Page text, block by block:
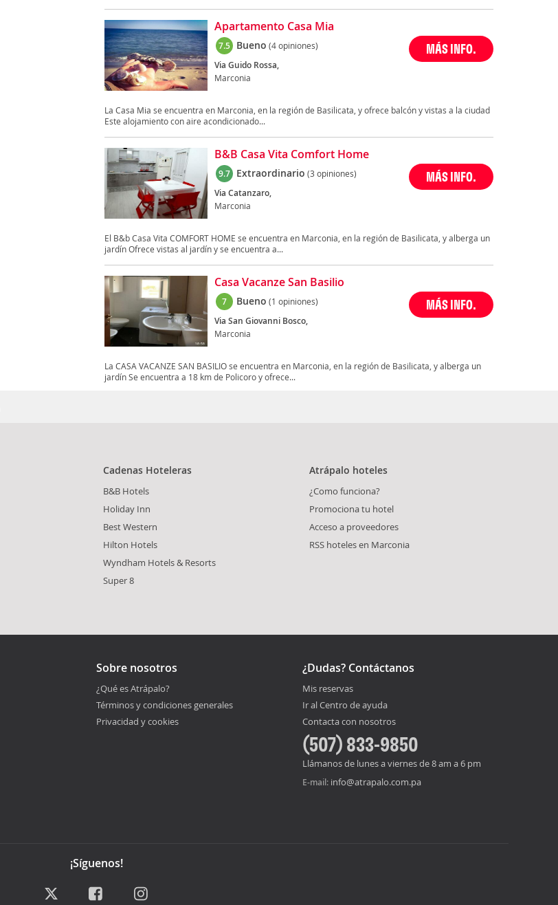
Apartamento Casa Mia
7.5 Bueno (4 opiniones)
Via Guido Rossa,
Marconia
MÁS INFO.
La Casa Mia se encuentra en Marconia, en la región de Basilicata, y ofrece balcón y vistas a la ciudad
Este alojamiento con aire acondicionado...
B&B Casa Vita Comfort Home
9.7 Extraordinario (3 opiniones)
Via Catanzaro,
Marconia
MÁS INFO.
El B&b Casa Vita COMFORT HOME se encuentra en Marconia, en la región de Basilicata, y alberga un
jardín Ofrece vistas al jardín y se encuentra a...
Casa Vacanze San Basilio
7 Bueno (1 opiniones)
Via San Giovanni Bosco,
Marconia
MÁS INFO.
La CASA VACANZE SAN BASILIO se encuentra en Marconia, en la región de Basilicata, y alberga un
jardín Se encuentra a 18 km de Policoro y ofrece...
Cadenas Hoteleras
B&B Hotels
Holiday Inn
Best Western
Hilton Hotels
Wyndham Hotels & Resorts
Super 8
Atrápalo hoteles
¿Como funciona?
Promociona tu hotel
Acceso a proveedores
RSS hoteles en Marconia
Sobre nosotros
¿Qué es Atrápalo?
Términos y condiciones generales
Privacidad y cookies
¿Dudas? Contáctanos
Mis reservas
Ir al Centro de ayuda
Contacta con nosotros
(507) 833-9850
Llámanos de lunes a viernes de 8 am a 6 pm
E-mail: info@atrapalo.com.pa
¡Síguenos!